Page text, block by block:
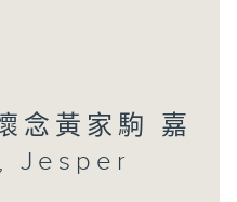
念黃家駒 嘉
Jesper